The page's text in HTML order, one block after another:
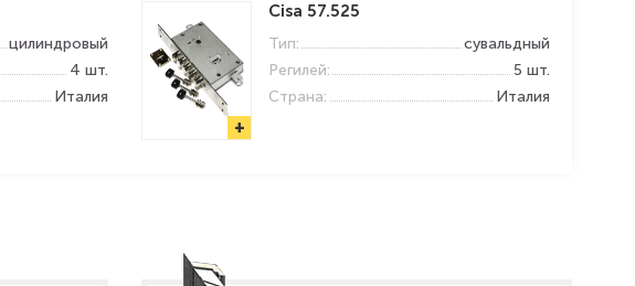
цилиндровый
4 шт.
Италия
+
Cisa 57.525
Тип:
сувальдный
Регилей:
5 шт.
Страна:
Италия